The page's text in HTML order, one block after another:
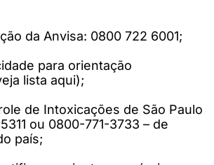
da Anvisa: 0800 722 6001;
para orientação
lista aqui);
de Intoxicações de São Paulo
ou 0800-771-3733 – de
país;